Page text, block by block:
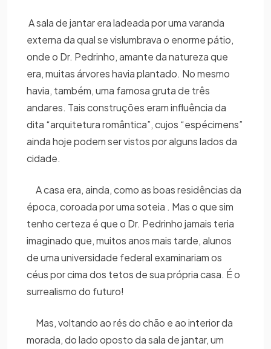
A sala de jantar era ladeada por uma varanda
externa da qual se vislumbrava o enorme pátio,
onde o Dr. Pedrinho, amante da natureza que
era, muitas árvores havia plantado. No mesmo
havia, também, uma famosa gruta de três
andares. Tais construções eram influência da
dita “arquitetura romântica”, cujos “espécimens”
ainda hoje podem ser vistos por alguns lados da
cidade.
A casa era, ainda, como as boas residências da
época, coroada por uma soteia . Mas o que sim
tenho certeza é que o Dr. Pedrinho jamais teria
imaginado que, muitos anos mais tarde, alunos
de uma universidade federal examinariam os
céus por cima dos tetos de sua própria casa. É o
surrealismo do futuro!
Mas, voltando ao rés do chão e ao interior da
morada, do lado oposto da sala de jantar, um